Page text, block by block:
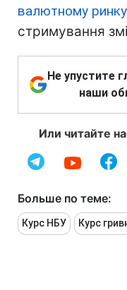
валютному ринку
стримування
Не упустите
наши
Или читайте
Больше по теме:
Курс НБУ Курс